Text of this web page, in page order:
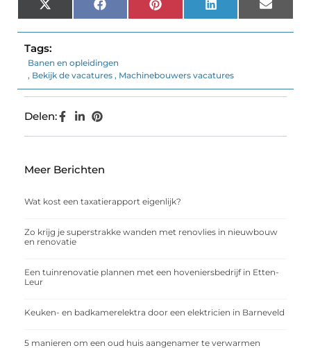
X
(Twitter)
FacebookPinterest LinkedIn Email
Tags:
Banen en opleidingen
, Bekijk de vacatures , Machinebouwers vacatures
Delen:
Meer Berichten
Wat kost een taxatierapport eigenlijk?
Zo krijg je superstrakke wanden met renovlies in nieuwbouw
en renovatie
Een tuinrenovatie plannen met een hoveniersbedrijf in Etten-
Leur
Keuken- en badkamerelektra door een elektricien in Barneveld
5 manieren om een oud huis aangenamer te verwarmen